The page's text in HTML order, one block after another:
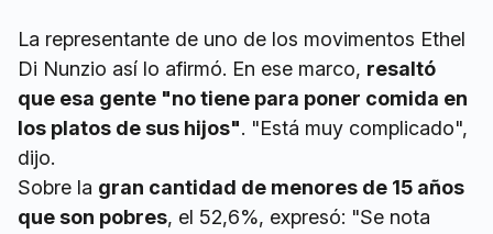
La representante de uno de los movimentos Ethel
Di Nunzio así lo afirmó. En ese marco, resaltó
que esa gente "no tiene para poner comida en
los platos de sus hijos". "Está muy complicado",
dijo.
Sobre la gran cantidad de menores de 15 años
que son pobres, el 52,6%, expresó: "Se nota